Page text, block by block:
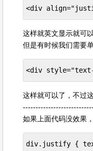
<div
这样就英文显示就可
但是有时候我们需要
<div
这样就可以了，不过
如果上面代码没效果
div.justify {